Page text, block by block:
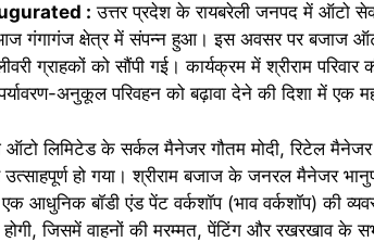
: उत्तर प्रदेश के रायबरेली जनपद में ऑटो
गंगागंज क्षेत्र में संपन्न हुआ। इस अवसर पर बजाज
ग्राहकों को सौंपी गई। कार्यक्रम में श्रीराम
अनुकूल परिवहन को बढ़ावा देने की दिशा में एक
लिमिटेड के सर्कल मैनेजर गौतम मोदी, रिटेल
हो गया। श्रीराम बजाज के जनरल मैनेजर
आधुनिक बॉडी एंड पेंट वर्कशॉप (भाव वर्कशॉप) की
होगी, जिसमें वाहनों की मरम्मत, पेंटिंग और रखरखाव के